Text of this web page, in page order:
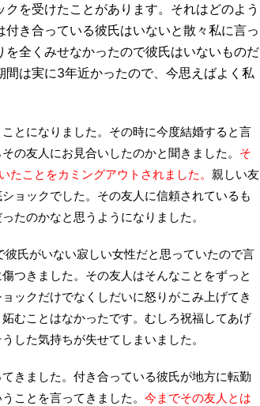
を受けたことがあります。それはどのよう
き合っている彼氏はいないと散々私に言っ
全くみせなかったので彼氏はいないものだ
は実に3年近かったので、今思えばよく私
とになりました。その時に今度結婚すると言
の友人にお見合いしたのかと聞きました。 そ
ことをカミングアウトされました。 親しい友
ョックでした。その友人に信頼されているも
たのかなと思うようになりました。
氏がいない寂しい女性だと思っていたので言
つきました。その友人はそんなことをずっと
ックだけでなくしだいに怒りがこみ上げてき
むことはなかったです。むしろ祝福してあげ
した気持ちが失せてしまいました。
きました。付き合っている彼氏が地方に転勤
ことを言ってきました。 今までその友人とは